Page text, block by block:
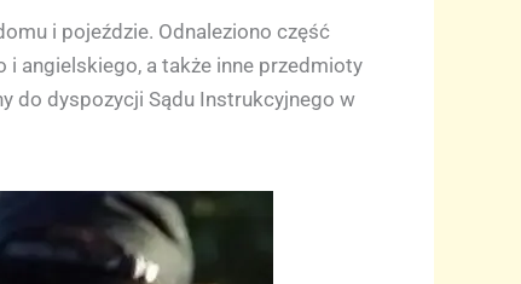
i pojeździe. Odnaleziono część
angielskiego, a także inne przedmioty
do dyspozycji Sądu Instrukcyjnego w